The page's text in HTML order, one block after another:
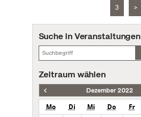
3 >
Suche in Veranstaltungen
Zeitraum wählen
Dezember 2022
Mo Di Mi Do Fr